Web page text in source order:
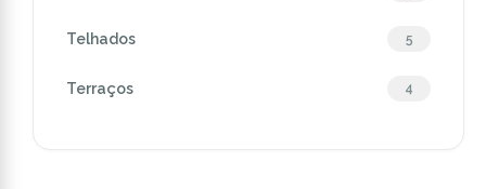
Telhados 5
Terraços 4